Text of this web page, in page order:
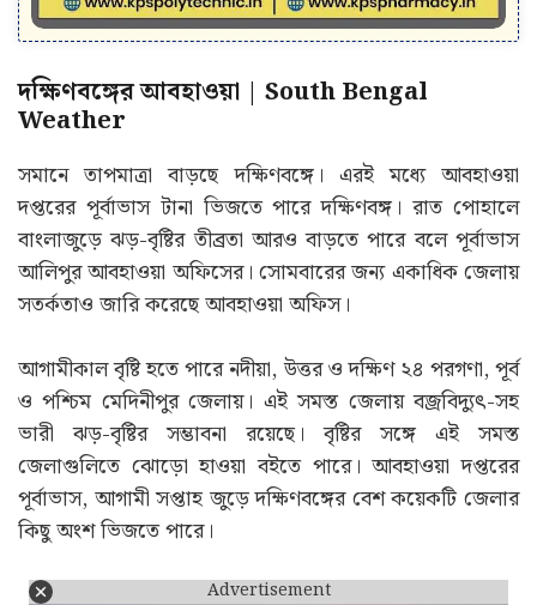
দক্ষিণবঙ্গের আবহাওয়া | South Bengal
Weather
সমানে তাপমাত্রা বাড়ছে দক্ষিণবঙ্গে। এরই মধ্যে আবহাওয়া
দপ্তরের পূর্বাভাস টানা ভিজতে পারে দক্ষিণবঙ্গ। রাত পোহালে
বাংলাজুড়ে ঝড়-বৃষ্টির তীব্রতা আরও বাড়তে পারে বলে পূর্বাভাস
আলিপুর আবহাওয়া অফিসের। সোমবারের জন্য একাধিক জেলায়
সতর্কতাও জারি করেছে আবহাওয়া অফিস।
আগামীকাল বৃষ্টি হতে পারে নদীয়া, উত্তর ও দক্ষিণ ২৪ পরগণা, পূর্ব
ও পশ্চিম মেদিনীপুর জেলায়। এই সমস্ত জেলায় বজ্রবিদ্যুৎ-সহ
ভারী ঝড়-বৃষ্টির সম্ভাবনা রয়েছে। বৃষ্টির সঙ্গে এই সমস্ত
জেলাগুলিতে ঝোড়ো হাওয়া বইতে পারে। আবহাওয়া দপ্তরের
পূর্বাভাস, আগামী সপ্তাহ জুড়ে দক্ষিণবঙ্গের বেশ কয়েকটি জেলার
কিছু অংশ ভিজতে পারে।
Advertisement